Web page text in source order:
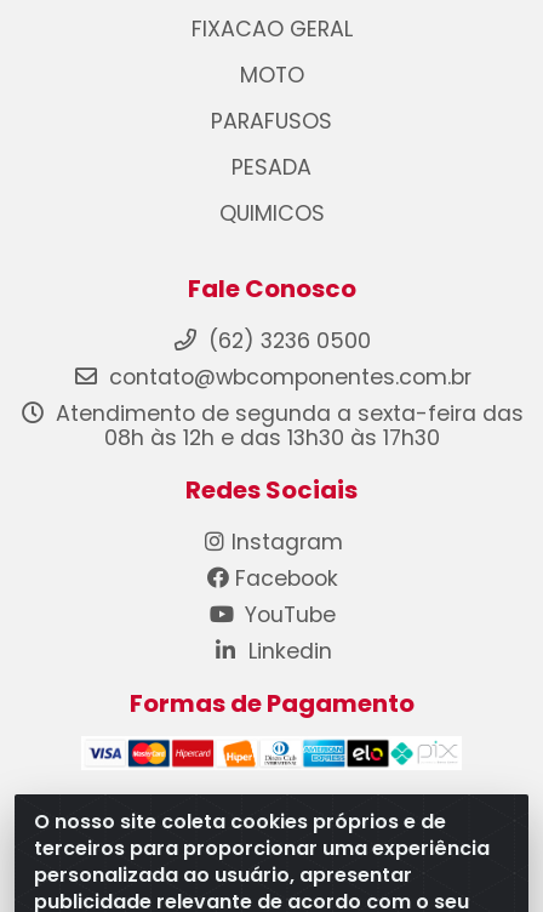
O nosso site coleta cookies próprios e de
terceiros para proporcionar uma experiência
personalizada ao usuário, apresentar
publicidade relevante de acordo com o seu
FIXACAO GERAL
MOTO
PARAFUSOS
PESADA
QUIMICOS
Fale Conosco
(62) 3236 0500
contato@wbcomponentes.com.br
Atendimento de segunda a sexta-feira das
08h às 12h e das 13h30 às 17h30
Redes Sociais
Instagram
Facebook
YouTube
Linkedin
Formas de Pagamento
WB Componentes Automotivos LTDA - CNPJ
08.528.393/0001-12 - Rua do Níquel, 667 - Parque
Oeste Industrial, Goiânia/GO - CEP 74375-660